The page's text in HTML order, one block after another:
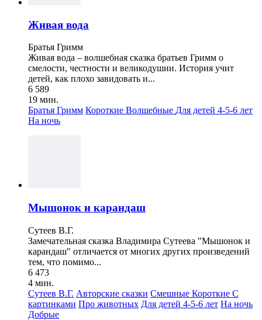
Живая вода
Братья Гримм
Живая вода – волшебная сказка братьев Гримм о
смелости, честности и великодушии. История учит
детей, как плохо завидовать и...
6 589
19 мин.
Братья Гримм Короткие Волшебные Для детей 4-5-6 лет
На ночь
Мышонок и карандаш
Сутеев В.Г.
Замечательная сказка Владимира Сутеева "Мышонок и
карандаш" отличается от многих других произведений
тем, что помимо...
6 473
4 мин.
Сутеев В.Г. Авторские сказки Смешные Короткие С
картинками Про животных Для детей 4-5-6 лет На ночь
Добрые